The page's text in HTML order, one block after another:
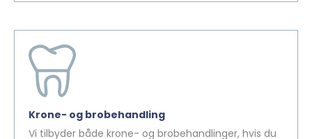
Krone- og brobehandling
Vi tilbyder både krone- og brobehandlinger, hvis du